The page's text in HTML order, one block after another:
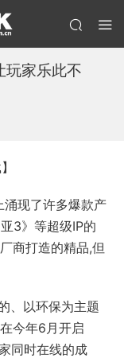
玩家乐此不
现了许多爆款产
3》等超级IP的
商打造的精品,但
、以环保为主题
今年6月开启
同时在线的成